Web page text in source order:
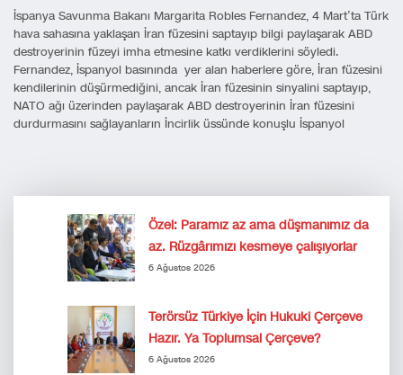
İspanya Savunma Bakanı Margarita Robles Fernandez, 4 Mart’ta Türk
hava sahasına yaklaşan İran füzesini saptayıp bilgi paylaşarak ABD
destroyerinin füzeyi imha etmesine katkı verdiklerini söyledi.
Fernandez, İspanyol basınında yer alan haberlere göre, İran füzesini
kendilerinin düşürmediğini, ancak İran füzesinin sinyalini saptayıp,
NATO ağı üzerinden paylaşarak ABD destroyerinin İran füzesini
durdurmasını sağlayanların İncirlik üssünde konuşlu İspanyol
Özel: Paramız az ama düşmanımız da
az. Rüzgârımızı kesmeye çalışıyorlar
6 Ağustos 2026
Terörsüz Türkiye İçin Hukuki Çerçeve
Hazır. Ya Toplumsal Çerçeve?
6 Ağustos 2026